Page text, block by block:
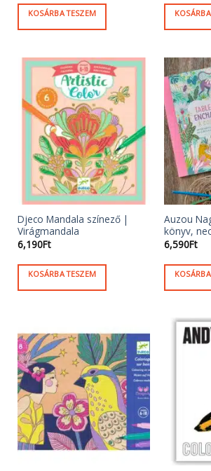
KOSÁRBA TESZEM
Djeco Mandala színező |
Virágmandala
6,190Ft
KOSÁRBA TESZEM
Auzou
könyv,
6,590Ft